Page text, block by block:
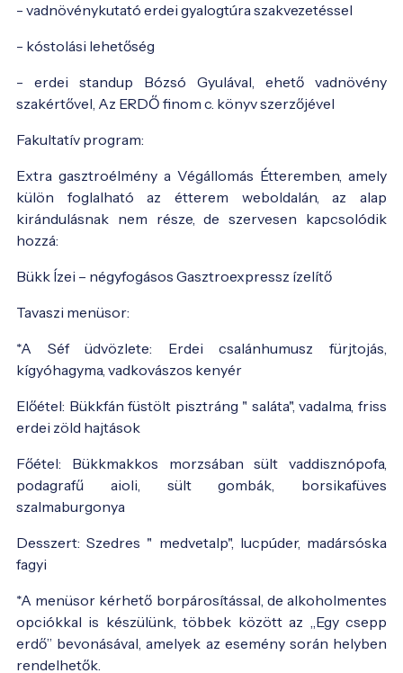
- vadnövénykutató erdei gyalogtúra szakvezetéssel
- kóstolási lehetőség
- erdei standup Bózsó Gyulával, ehető vadnövény
szakértővel, Az ERDŐ finom c. könyv szerzőjével
Fakultatív program:
Extra gasztroélmény a Végállomás Étteremben, amely
külön foglalható az étterem weboldalán, az alap
kirándulásnak nem része, de szervesen kapcsolódik
hozzá:
Bükk Ízei – négyfogásos Gasztroexpressz ízelítő
Tavaszi menüsor:
*A Séf üdvözlete: Erdei csalánhumusz fürjtojás,
kígyóhagyma, vadkovászos kenyér
Előétel: Bükkfán füstölt pisztráng " saláta", vadalma, friss
erdei zöld hajtások
Főétel: Bükkmakkos morzsában sült vaddisznópofa,
podagrafű aioli, sült gombák, borsikafüves
szalmaburgonya
Desszert: Szedres " medvetalp", lucpúder, madársóska
fagyi
*A menüsor kérhető borpárosítással, de alkoholmentes
opciókkal is készülünk, többek között az „Egy csepp
erdő” bevonásával, amelyek az esemény során helyben
rendelhetők.